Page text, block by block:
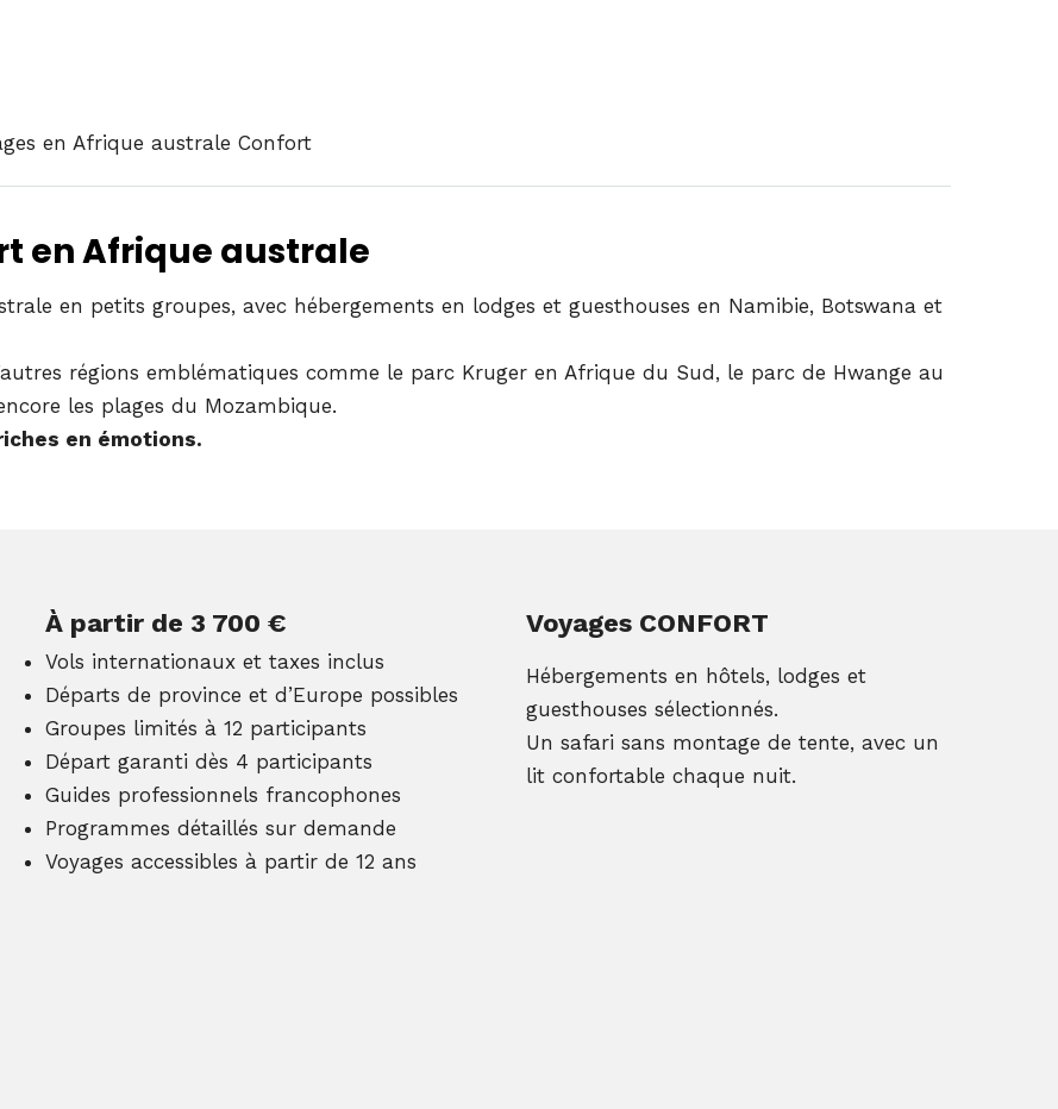
en Afrique australe Confort
en Afrique australe
en petits groupes, avec hébergements en lodges et guesthouses en Namibie, Botswana et
régions emblématiques comme le parc Kruger en Afrique du Sud, le parc de Hwange au
les plages du Mozambique.
en émotions.
À partir de 3 700 €
Vols internationaux et taxes inclus
Départs de province et d’Europe possibles
Groupes limités à 12 participants
Départ garanti dès 4 participants
Guides professionnels francophones
Programmes détaillés sur demande
Voyages accessibles à partir de 12 ans
Voyages CONFORT
Hébergements en hôtels, lodges et
guesthouses sélectionnés.
Un safari sans montage de tente, avec un
lit confortable chaque nuit.